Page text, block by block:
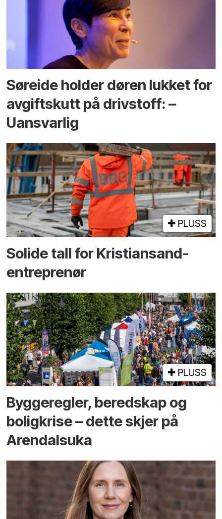
Søreide holder døren lukket for
avgiftskutt på drivstoff: –
Uansvarlig
PLUSS
Solide tall for Kristiansand-
entreprenør
PLUSS
Bygge­regler, beredskap og
bolig­krise – dette skjer på
Arendals­uka